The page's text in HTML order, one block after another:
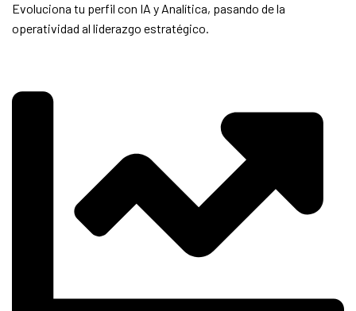
Evoluciona tu perfil con IA y Analítica, pasando de la
operatividad al liderazgo estratégico.